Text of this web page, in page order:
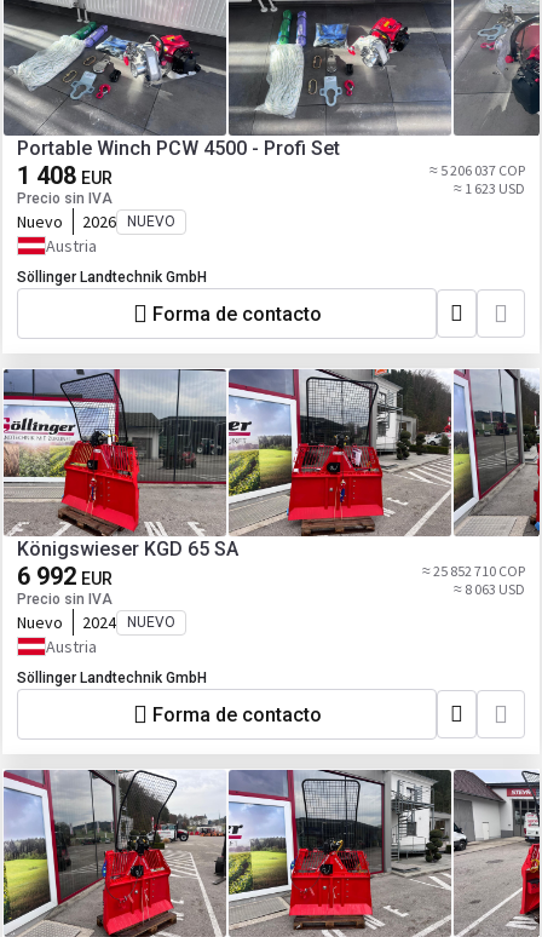
Portable Winch PCW 4500 - Profi Set
1 408 EUR
Precio sin IVA
≈ 5 206 037 COP
≈ 1 623 USD
Nuevo 2026 NUEVO
Austria
Söllinger Landtechnik GmbH
Forma de contacto
Königswieser KGD 65 SA
6 992 EUR
Precio sin IVA
≈ 25 852 710 COP
≈ 8 063 USD
Nuevo 2024 NUEVO
Austria
Söllinger Landtechnik GmbH
Forma de contacto